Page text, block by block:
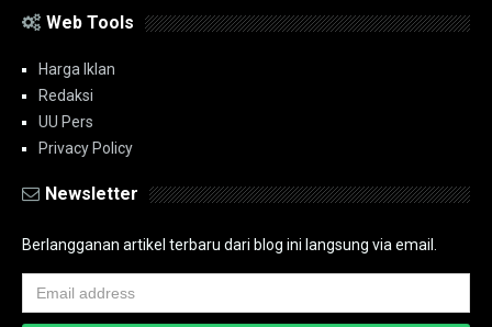
Web Tools
Harga Iklan
Redaksi
UU Pers
Privacy Policy
Newsletter
Berlangganan artikel terbaru dari blog ini langsung via email.